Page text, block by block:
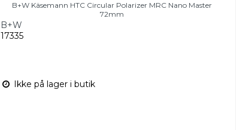
B+W Käsemann HTC Circular Polarizer MRC Nano Master
72mm
B+W
17335
Ikke på lager i butik